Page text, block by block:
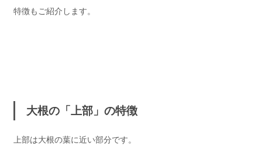
特徴もご紹介します。
大根の「上部」の特徴
上部は大根の葉に近い部分です。